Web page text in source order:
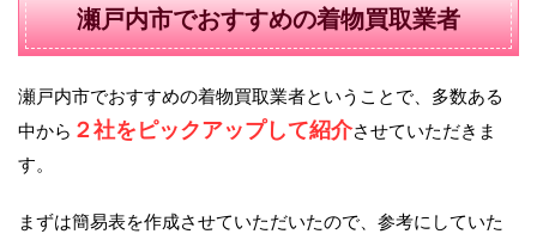
瀬戸内市でおすすめの着物買取業者
瀬戸内市でおすすめの着物買取業者ということで、多数ある
中から ２社をピックアップして紹介させていただきま
す。
まずは簡易表を作成させていただいたので、参考にしていた